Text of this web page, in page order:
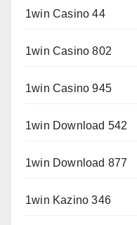
1win Casino 44
1win Casino 802
1win Casino 945
1win Download 542
1win Download 877
1win Kazino 346